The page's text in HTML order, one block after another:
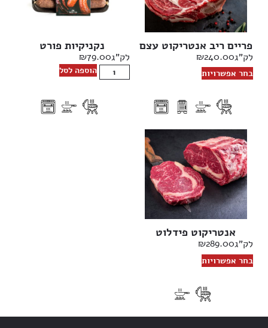
פריים ריב אנטריקוט עצם
לק"ג ₪240.00
בחר אפשרויות
נקניקיות פורט
לק"ג ₪79.00
הוספה לסל
אנטריקוט פידלוט
לק"ג ₪289.00
בחר אפשרויות